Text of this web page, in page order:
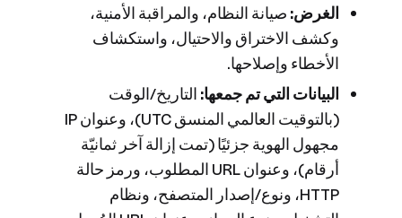
الغرض: صيانة النظام، والمراقبة الأمنية،
وكشف الاختراق والاحتيال، واستكشاف
الأخطاء وإصلاحها.
البيانات التي تم جمعها: التاريخ/الوقت
(بالتوقيت العالمي المنسق UTC)، وعنوان IP
مجهول الهوية جزئيًا (تمت إزالة آخر ثمانيّة
أرقام)، وعنوان URL المطلوب، ورمز حالة
HTTP، ونوع/إصدار المتصفح، ونظام